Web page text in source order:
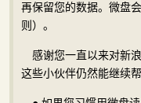
再保留您的数据。微盘
则）。
感谢您一直以来对新
这些小伙伴仍然能继续帮